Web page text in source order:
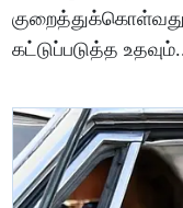
கட்டுப்படுத்த